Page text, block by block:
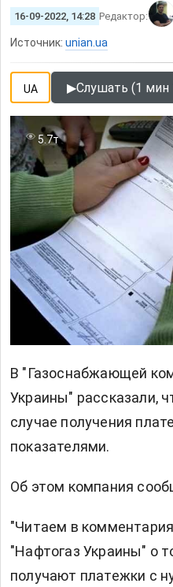
16-09-2022, 14:28 Редактор:
Источник: unian.ua
UA ▶Слушать (1 мин
5.7т
В "Газоснабжающей
Украины" рассказали,
случае получения
показателями.
Об этом компания
"Читаем в
"Нафтогаз Украины" о
получают платежки с